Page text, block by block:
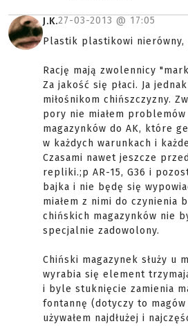
J.K.27-03-2013 @ 17:05
Plastik plastikowi nierówny,
Rację mają zwolennicy
Za jakość się płaci. Ja
miłośnikom chińszczyzny.
pory nie miałem
magazynków do AK, które
w każdych warunkach i
Czasami nawet jeszcze
repliki.;p AR-15, G36 i
bajka i nie będę się
miałem z nimi do czynienia
chińskich magazynków nie
specjalnie zadowolony.
Chiński magazynek służy u
wyrabia się element
i byle stuknięcie zamienia
fontannę (dotyczy to magów
używałem najdłużej i